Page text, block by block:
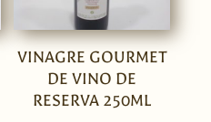
VINAGRE GOURMET
DE VINO DE
RESERVA 250ML